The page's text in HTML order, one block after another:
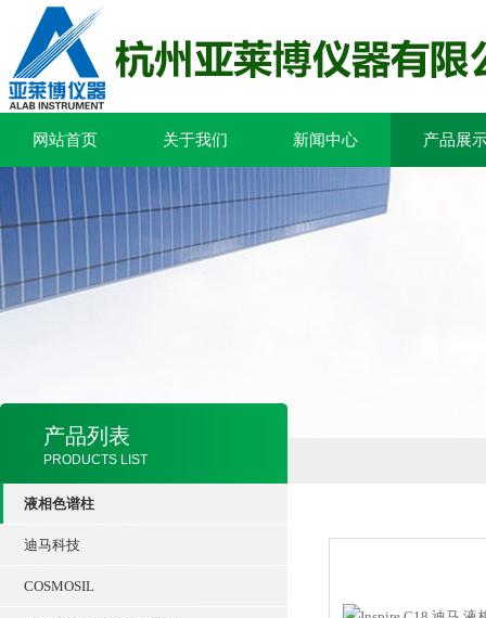
网站首页 关于我们 新闻中心 产品展
产品列表
PRODUCTS LIST
液相色谱柱
迪马科技
COSMOSIL